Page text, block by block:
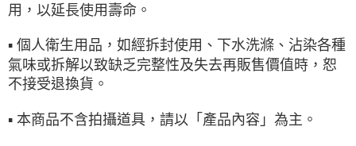
用，以延長使用壽命。
▪ 個人衛生用品，如經拆封使用、下水洗滌、沾染各種
氣味或拆解以致缺乏完整性及失去再販售價值時，恕
不接受退換貨。
▪ 本商品不含拍攝道具，請以「產品內容」為主。